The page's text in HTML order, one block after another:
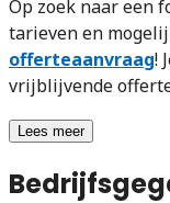
Op zoek naar een
tarieven en
offerteaanvraag!
vrijblijvende
Lees meer